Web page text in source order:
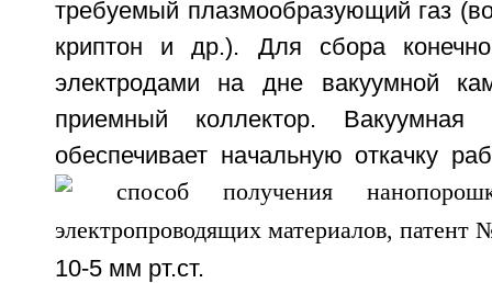
требуемый плазмообразующий газ
криптон и др.). Для сбора
электродами на дне вакуумной
приемный коллектор. Вакуумная
обеспечивает начальную откачку
10-5 мм рт.ст.